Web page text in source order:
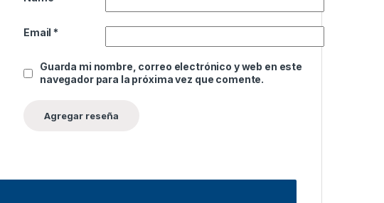
Email *
Guarda mi nombre, correo electrónico y web en este
navegador para la próxima vez que comente.